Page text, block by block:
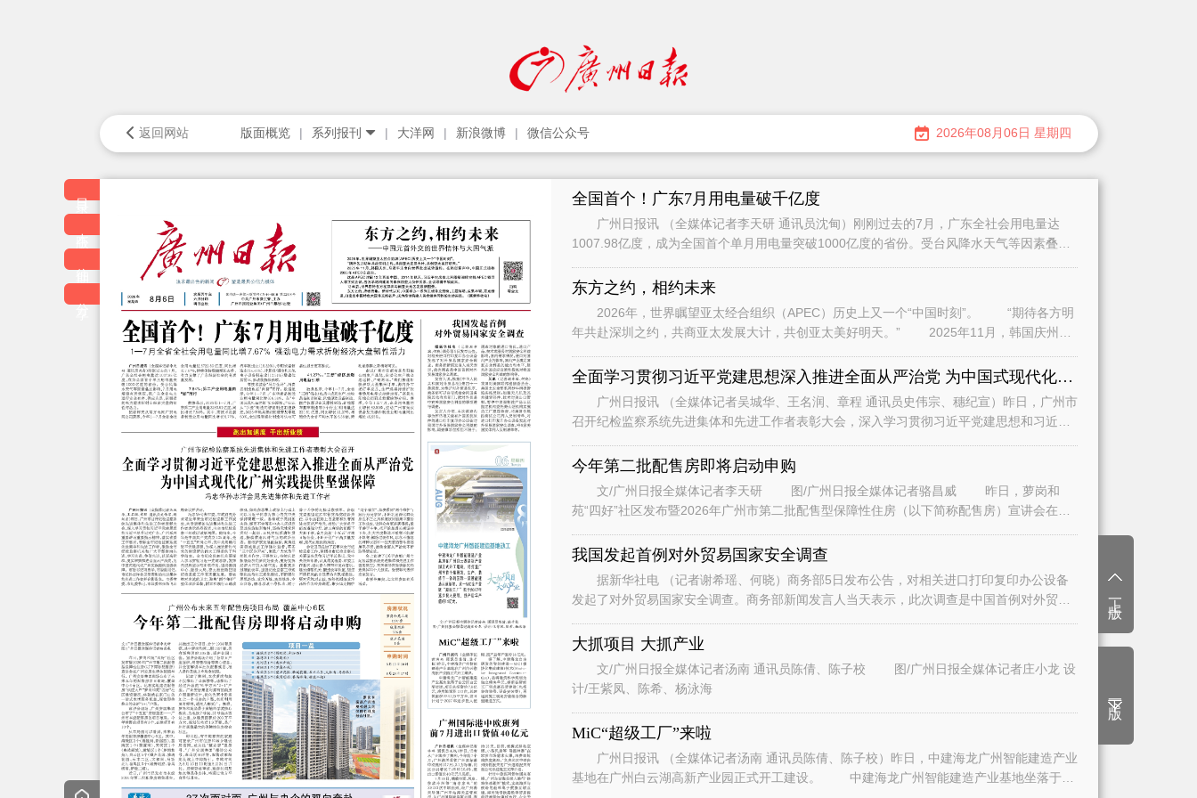
返回网站 版面概览 系列报刊 大洋网 新浪微博 微信公众号 2026年08月06日 星期四
全国首个！广东7月用电量破千亿度
广州日报讯 （全媒体记者李天研 通讯员沈甸）刚刚过去的7月，广东全社会用电量达
1007.98亿度，成为全国首个单月用电量突破1000亿度的省份。受台风降水天气等因素叠加
东方之约，相约未来
2026年，世界瞩望亚太经合组织（APEC）历史上又一个“中国时刻”。 “期待各方明
年共赴深圳之约，共商亚太发展大计，共创亚太美好明天。” 2025年11月，韩国庆州，
全面学习贯彻习近平党建思想深入推进全面从严治党 为中国式现代化广州实践提供坚强保障
广州日报讯 （全媒体记者吴城华、王名润、章程 通讯员史伟宗、穗纪宣）昨日，广州市
召开纪检监察系统先进集体和先进工作者表彰大会，深入学习贯彻习近平党建思想和习近平
今年第二批配售房即将启动申购
文/广州日报全媒体记者李天研 图/广州日报全媒体记者骆昌威 昨日，萝岗和
苑“四好”社区发布暨2026年广州市第二批配售型保障性住房（以下简称配售房）宣讲会在广
我国发起首例对外贸易国家安全调查
据新华社电 （记者谢希瑶、何晓）商务部5日发布公告，对相关进口打印复印办公设备
发起了对外贸易国家安全调查。商务部新闻发言人当天表示，此次调查是中国首例对外贸易
大抓项目 大抓产业
文/广州日报全媒体记者汤南 通讯员陈倩、陈子校 图/广州日报全媒体记者庄小龙 设
计/王紫凤、陈希、杨泳海
MiC“超级工厂”来啦
广州日报讯 （全媒体记者汤南 通讯员陈倩、陈子校）昨日，中建海龙广州智能建造产业
基地在广州白云湖高新产业园正式开工建设。 中建海龙广州智能建造产业基地坐落于白